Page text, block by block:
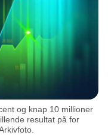
og knap 10 millioner
resultat på for